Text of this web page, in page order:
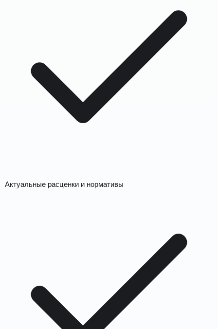
Актуальные расценки и нормативы